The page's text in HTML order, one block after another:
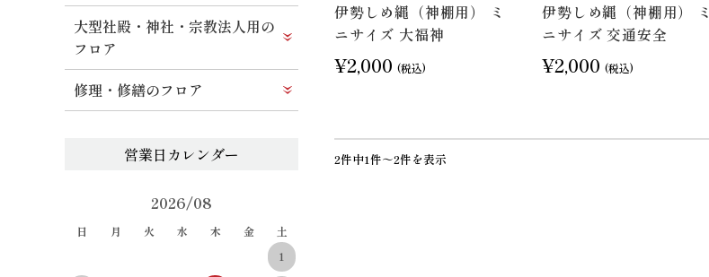
伊勢しめ縄（神棚用） ミ
ニサイズ 大福神
¥2,000 (税込)
伊勢しめ縄（神棚用） ミ
ニサイズ 交通安全
¥2,000 (税込)
2件中1件～2件を表示
大型社殿・神社・宗教法人用の
フロア
修理・修繕のフロア
2026/08
日 月 火 水 木 金
土
1